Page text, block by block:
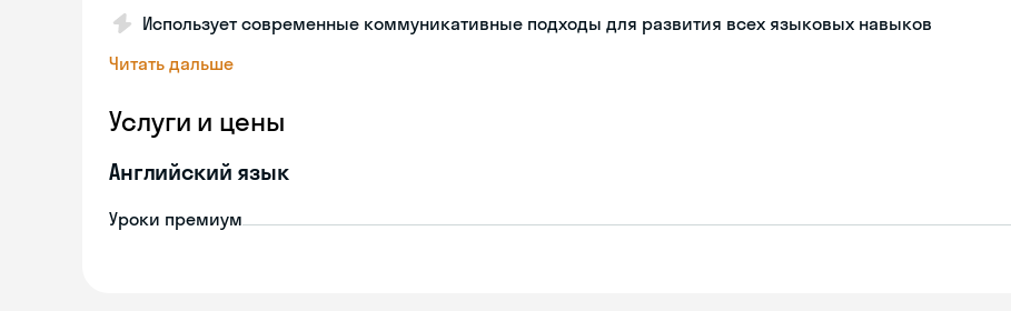
Использует современные коммуникативные подходы для развития всех языковых навыков
Читать дальше
Услуги и цены
Английский язык
Уроки премиум